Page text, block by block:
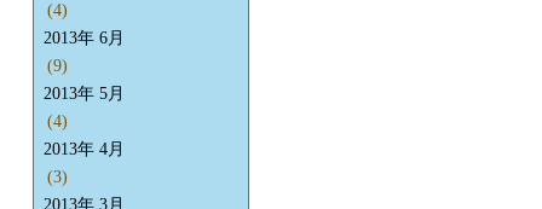
(4)
2013年 6月
(9)
2013年 5月
(4)
2013年 4月
(3)
2013年 3月